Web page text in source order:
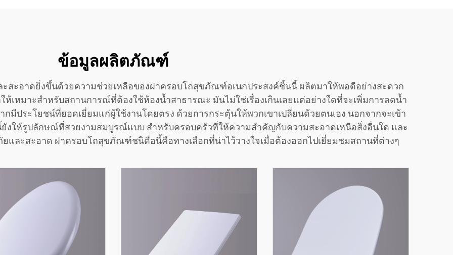
ข้อมูลผลิตภัณฑ์
ะอาดยิ่งขึ้นด้วยความช่วยเหลือของฝาครอบโถสุขภัณฑ์อเนกประสงค์ชิ้นนี้ ผลิตมาให้พอดีอย่างสะดวก
หมาะสำหรับสถานการณ์ที่ต้องใช้ห้องน้ำสาธารณะ มันไม่ใช่เรื่องเกินเลยแต่อย่างใดที่จะเพิ่มการลดน้ำ
มีประโยชน์ที่ยอดเยี่ยมแก่ผู้ใช้งานโดยตรง ด้วยการกระตุ้นให้พวกเขาเปลี่ยนด้วยตนเอง นอกจากจะเข้า
ให้รูปลักษณ์ที่สวยงามสมบูรณ์แบบ สำหรับครอบครัวที่ให้ความสำคัญกับความสะอาดเหนือสิ่งอื่นใด และ
และสะอาด ฝาครอบโถสุขภัณฑ์ชนิดือนี้คือทางเลือกที่น่าไว้วางใจเมื่อต้องออกไปเยี่ยมชมสถานที่ต่างๆ